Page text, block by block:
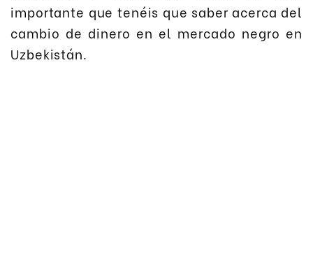
importante que tenéis que saber acerca del
cambio de dinero en el mercado negro en
Uzbekistán.